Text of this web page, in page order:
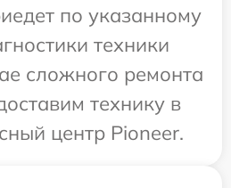
по указанному
техники
сложного ремонта
технику в
центр Pioneer.